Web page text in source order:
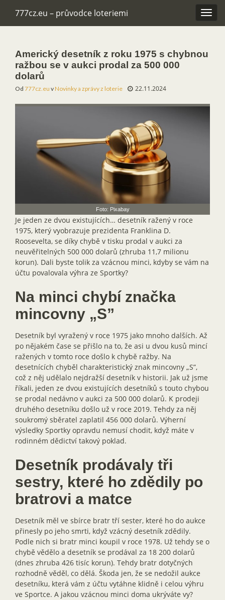
777cz.eu – průvodce loteriemi
Americký desetník z roku 1975 s chybnou
ražbou se v aukci prodal za 500 000
dolarů
Od 777cz.eu vNovinky a zprávy z loterie 22.11.2024
Foto: Pixabay
Je jeden ze dvou existujících… desetník ražený v roce
1975, který vyobrazuje prezidenta Franklina D.
Roosevelta, se díky chybě v tisku prodal v aukci za
neuvěřitelných 500 000 dolarů (zhruba 11,7 milionu
korun). Dali byste tolik za vzácnou minci, kdyby se vám na
účtu povalovala výhra ze Sportky?
Na minci chybí značka
mincovny „S”
Desetník byl vyražený v roce 1975 jako mnoho dalších. Až
po nějakém čase se přišlo na to, že asi u dvou kusů mincí
ražených v tomto roce došlo k chybě ražby. Na
desetnících chyběl charakteristický znak mincovny „S”,
což z něj udělalo nejdražší desetník v historii. Jak už jsme
říkali, jeden ze dvou existujících desetníků s touto chybou
se prodal nedávno v aukci za 500 000 dolarů. K prodeji
druhého desetníku došlo už v roce 2019. Tehdy za něj
soukromý sběratel zaplatil 456 000 dolarů. Výherní
výsledky Sportky opravdu nemusí chodit, když máte v
rodinném dědictví takový poklad.
Desetník prodávaly tři
sestry, které ho zdědily po
bratrovi a matce
Desetník měl ve sbírce bratr tří sester, které ho do aukce
přinesly po jeho smrti, když vzácný desetník zdědily.
Podle nich si bratr minci koupil v roce 1978. Už tehdy se o
chybě vědělo a desetník se prodával za 18 200 dolarů
(dnes zhruba 426 tisíc korun). Tehdy bratr dotyčných
rozhodně věděl, co dělá. Škoda jen, že se nedožil aukce
desetníku, která vám z účtu vytáhne klidně i celou výhru
ve Sportce. A jakou vzácnou minci doma ukrýváte vy?